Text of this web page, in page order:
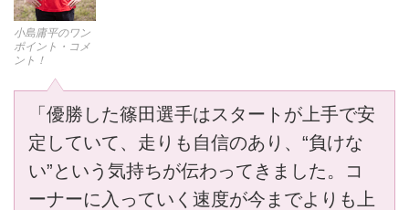
小島庸平のワン
ポイント・コメ
ント！
「優勝した篠田選手はスタートが上手で安
定していて、走りも自信のあり、“負けな
い”という気持ちが伝わってきました。コ
ーナーに入っていく速度が今までよりも上